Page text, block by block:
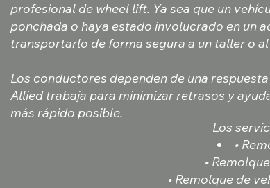
Los
•
•
• Remolque de
profesional de wheel lift. Ya sea que un
ponchada o haya estado involucrado en un
transportarlo de forma segura a un taller o
Los conductores dependen de una
Allied trabaja para minimizar retrasos y
más rápido posible.